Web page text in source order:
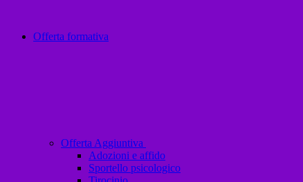
Offerta formativa
Offerta Aggiuntiva
Adozioni e affido
Sportello psicologico